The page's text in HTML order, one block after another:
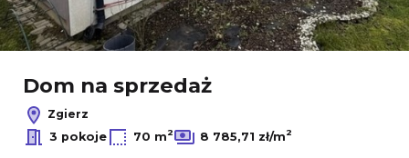
Dom na sprzedaż
Zgierz
3 pokoje
70 m2 8 785,71 zł/m2